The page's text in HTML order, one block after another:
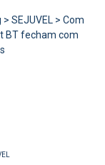
> SEJUVEL > Com
BT fecham com